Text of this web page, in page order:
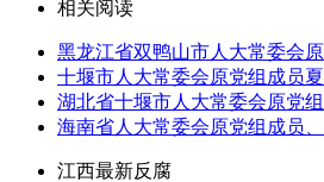
相关阅读
黑龙江省双鸭山市人大常委会
十堰市人大常委会原党组成员
湖北省十堰市人大常委会原党
海南省人大常委会原党组成员
江西最新反腐